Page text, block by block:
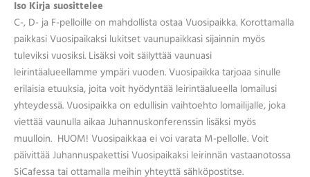
Iso Kirja suosittelee
C-, D- ja F-pelloille on mahdollista ostaa Vuosipaikka. Korottamalla
paikkasi Vuosipaikaksi lukitset vaunupaikkasi sijainnin myös
tuleviksi vuosiksi. Lisäksi voit säilyttää vaunuasi
leirintäalueellamme ympäri vuoden. Vuosipaikka tarjoaa sinulle
erilaisia etuuksia, joita voit hyödyntää leirintäalueella lomailusi
yhteydessä. Vuosipaikka on edullisin vaihtoehto lomailijalle, joka
viettää vaunulla aikaa Juhannuskonferenssin lisäksi myös
muulloin. HUOM! Vuosipaikkaa ei voi varata M-pellolle. Voit
päivittää Juhannuspakettisi Vuosipaikaksi leirinnän vastaanotossa
SiCafessa tai ottamalla meihin yhteyttä sähköpostitse.